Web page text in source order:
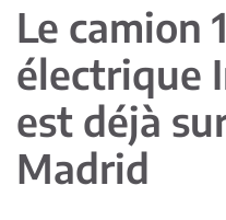
Le camion
électrique
est déjà
Madrid